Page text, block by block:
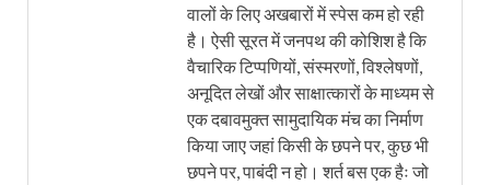
वालों के लिए अखबारों में स्पेस कम हो रही
है। ऐसी सूरत में जनपथ की कोशिश है कि
वैचारिक टिप्पणियों, संस्मरणों, विश्लेषणों,
अनूदित लेखों और साक्षात्कारों के माध्यम से
एक दबावमुक्त सामुदायिक मंच का निर्माण
किया जाए जहां किसी के छपने पर, कुछ भी
छपने पर, पाबंदी न हो। शर्त बस एक हैः जो